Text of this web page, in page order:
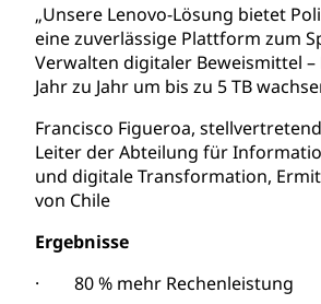
„Unsere Lenovo-Lösung bietet
eine zuverlässige Plattform zum
Verwalten digitaler Beweismittel –
Jahr zu Jahr um bis zu 5 TB
Francisco Figueroa,
Leiter der Abteilung für
und digitale Transformation,
von Chile
Ergebnisse
· 80 % mehr Rechenleistung